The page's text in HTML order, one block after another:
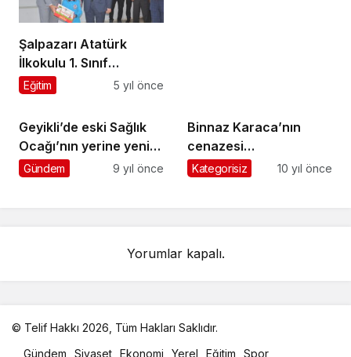
Şalpazarı Atatürk
İlkokulu 1. Sınıf
öğrencilerine Eğtim
Eğitim 5 yıl önce
Geyikli’de eski Sağlık
Ocağı’nın yerine yenisi
yapılıyor
Gündem 9 yıl önce
Binnaz Karaca’nın
cenazesi
Kasımağzı’nda toprağa
Kategorisiz 10 yıl önce
Yorumlar kapalı.
© Telif Hakkı 2026, Tüm Hakları Saklıdır.
Gündem Siyaset Ekonomi Yerel Eğitim Spor